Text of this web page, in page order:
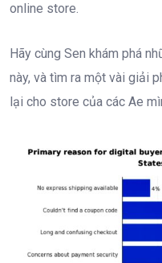
online store.
Hãy cùng Sen khám phá
này, và tìm ra một vài giải
lại cho store của các Ae